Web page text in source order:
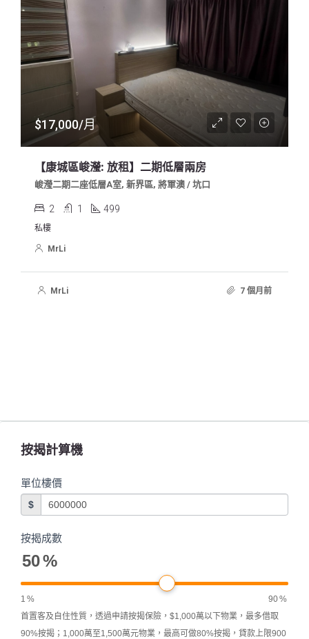
$17,000/月
【康城區峻瀅: 放租】二期低層兩房
峻瀅二期二座低層A室, 新界區, 將軍澳 / 坑口
2 1 499
私樓
MrLi
MrLi 7 個月前
按揭計算機
單位樓價
$
按揭成數
50%
1 % 90%
首置客及自住性質，透過申請按揭保險，$1,000萬以下物業，最多借取
90%按揭；1,000萬至1,500萬元物業，最高可做80%按揭，貸款上限900